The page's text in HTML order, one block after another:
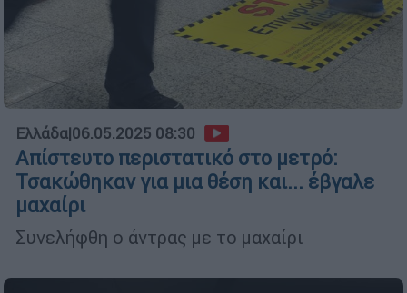
Ελλάδα|06.05.2025 08:30
Απίστευτο περιστατικό στο μετρό:
Τσακώθηκαν για μια θέση και... έβγαλε
μαχαίρι
Συνελήφθη ο άντρας με το μαχαίρι